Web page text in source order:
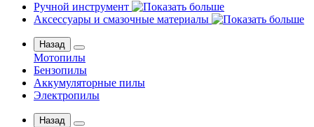
Ручной инструмент
Аксессуары и смазочные материалы
Назад
Мотопилы
Бензопилы
Аккумуляторные пилы
Электропилы
Назад